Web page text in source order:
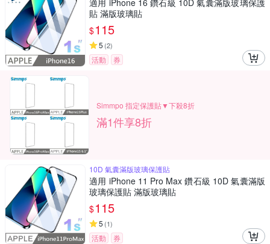
適用 iPhone 16 鑽石級 10D 氣囊滿版玻璃保護
貼 滿版玻璃貼
$115
5 (2)
活動 券
Simmpo 指定保護貼▼下殺8折
滿1件享8折
10D 氣囊滿版玻璃保護貼
適用 iPhone 11 Pro Max 鑽石級 10D 氣囊滿版
玻璃保護貼 滿版玻璃貼
$115
5 (1)
活動
券